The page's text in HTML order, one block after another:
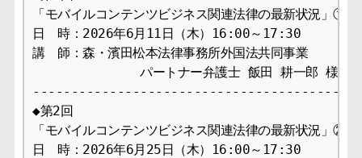
「モバイルコンテンツビジネス関連法律の最新状況」①
日　時：2026年6月11日（木）16:00～17:30
講　師：森・濱田松本法律事務所外国法共同事業
              パートナー弁護士 飯田 耕一郎 様
◆第2回
「モバイルコンテンツビジネス関連法律の最新状況」②
日　時：2026年6月25日（木）16:00～17:30